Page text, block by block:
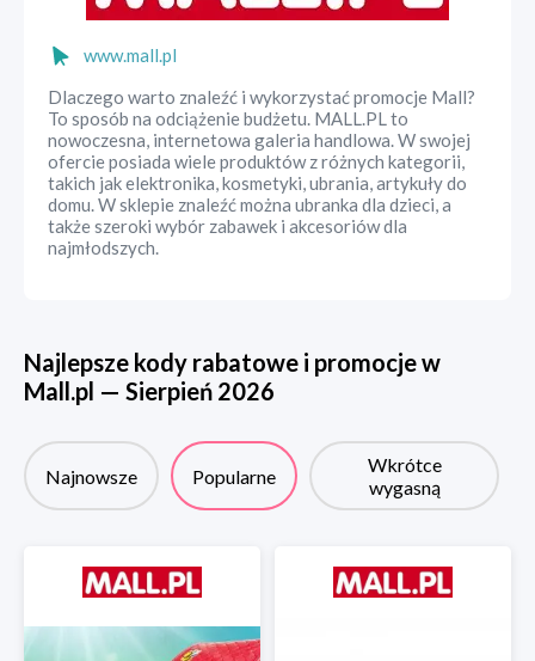
www.mall.pl
Dlaczego warto znaleźć i wykorzystać promocje Mall?
To sposób na odciążenie budżetu. MALL.PL to
nowoczesna, internetowa galeria handlowa. W swojej
ofercie posiada wiele produktów z różnych kategorii,
takich jak elektronika, kosmetyki, ubrania, artykuły do
domu. W sklepie znaleźć można ubranka dla dzieci, a
także szeroki wybór zabawek i akcesoriów dla
najmłodszych.
Najlepsze kody rabatowe i promocje w
Mall.pl — Sierpień 2026
Najnowsze Popularne
Wkrótce
wygasną